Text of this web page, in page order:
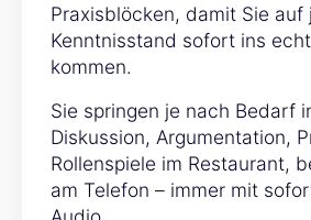
Praxisblöcken, damit Sie auf
Kenntnisstand sofort ins
kommen.
Sie springen je nach Bedarf
Diskussion, Argumentation,
Rollenspiele im Restaurant,
am Telefon – immer mit